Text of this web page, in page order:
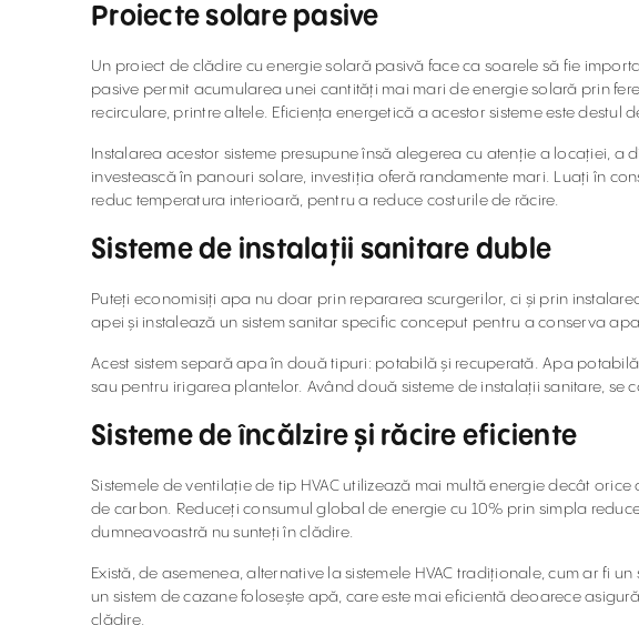
Proiecte solare pasive
Un proiect de clădire cu energie solară pasivă face ca soarele să fie
pasive permit acumularea unei cantități mai mari de energie solară prin
recirculare, printre altele. Eficiența energetică a acestor sisteme este
Instalarea acestor sisteme presupune însă alegerea cu atenție a locației,
investească în panouri solare, investiția oferă randamente mari. Luați în
reduc temperatura interioară, pentru a reduce costurile de răcire.
Sisteme de instalații sanitare duble
Puteți economisiți apa nu doar prin repararea scurgerilor, ci și prin
apei și instalează un sistem sanitar specific conceput pentru a conserva
Acest sistem separă apa în două tipuri: potabilă și recuperată. Apa
sau pentru irigarea plantelor. Având două sisteme de instalații sanitare,
Sisteme de încălzire și răcire eficiente
Sistemele de ventilație de tip HVAC utilizează mai multă energie decât
de carbon. Reduceți consumul global de energie cu 10% prin simpla
dumneavoastră nu sunteți în clădire.
Există, de asemenea, alternative la sistemele HVAC tradiționale, cum ar fi
un sistem de cazane folosește apă, care este mai eficientă deoarece
clădire.